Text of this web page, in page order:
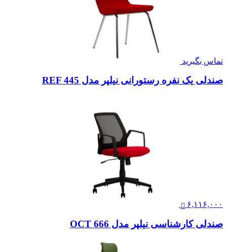
تماس بگیرید
صندلی یک نفره رستورانی نیلپر مدل REF 445
۶,۱۱۶,۰۰۰
صندلی کارشناسی نیلپر مدل OCT 666